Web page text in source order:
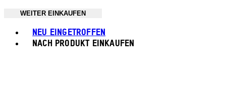
WEITER EINKAUFEN
NEU EINGETROFFEN
NACH PRODUKT EINKAUFEN